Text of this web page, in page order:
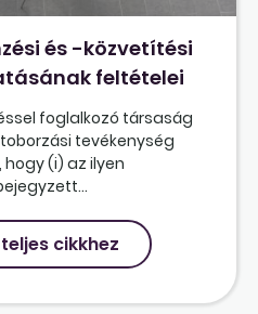
és -közvetítési
feltételei
foglalkozó társaság
tevékenység
(i) az ilyen
cikkhez